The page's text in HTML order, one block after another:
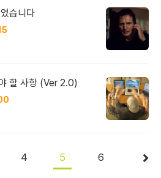
습니다
할 사항 (Ver 2.0)
4 5 6